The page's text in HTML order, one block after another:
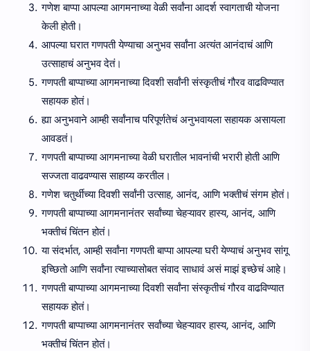
गणेश बाप्पा आपल्या आगमनाच्या वेळी सर्वांना आदर्श स्वागताची योजना
केली होती।
आपल्या घरात गणपती येण्याचा अनुभव सर्वांना अत्यंत आनंदाचं आणि
उत्साहाचं अनुभव देतं।
गणपती बाप्पाच्या आगमनाच्या दिवशी सर्वांनी संस्कृतीचं गौरव वाढविण्यात
सहायक होतं।
ह्या अनुभवाने आम्ही सर्वांनाच परिपूर्णतेचं अनुभवायला सहायक असायला
आवडतं।
गणपती बाप्पाच्या आगमनाच्या वेळी घरातील भावनांची भरारी होती आणि
सज्जता वाढवण्यास साहाय्य करतील।
गणेश चतुर्थीच्या दिवशी सर्वांनी उत्साह, आनंद, आणि भक्तीचं संगम होतं।
गणपती बाप्पाच्या आगमनानंतर सर्वांच्या चेहऱ्यावर हास्य, आनंद, आणि
भक्तीचं चिंतन होतं।
या संदर्भात, आम्ही सर्वांना गणपती बाप्पा आपल्या घरी येण्याचं अनुभव सांगू
इच्छितो आणि सर्वांना त्याच्यासोबत संवाद साधावं असं माझं इच्छेचं आहे।
गणपती बाप्पाच्या आगमनाच्या दिवशी सर्वांना संस्कृतीचं गौरव वाढविण्यात
सहायक होतं।
गणपती बाप्पाच्या आगमनानंतर सर्वांच्या चेहऱ्यावर हास्य, आनंद, आणि
भक्तीचं चिंतन होतं।